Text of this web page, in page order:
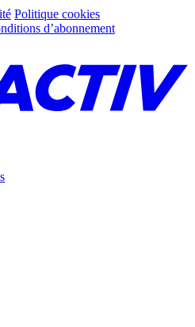
Politique cookies
d’abonnement